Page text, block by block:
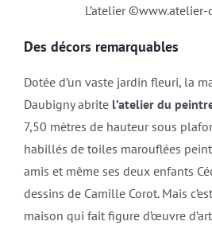
L’atelier
Des décors remarquables
Dotée d’un vaste jardin fleuri, la
Daubigny abrite l’atelier du
7,50 mètres de hauteur sous
habillés de toiles marouflées
amis et même ses deux enfants
dessins de Camille Corot. Mais
maison qui fait figure d’œuvre